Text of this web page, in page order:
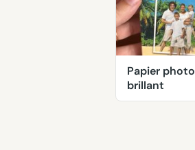
Papier photo
brillant